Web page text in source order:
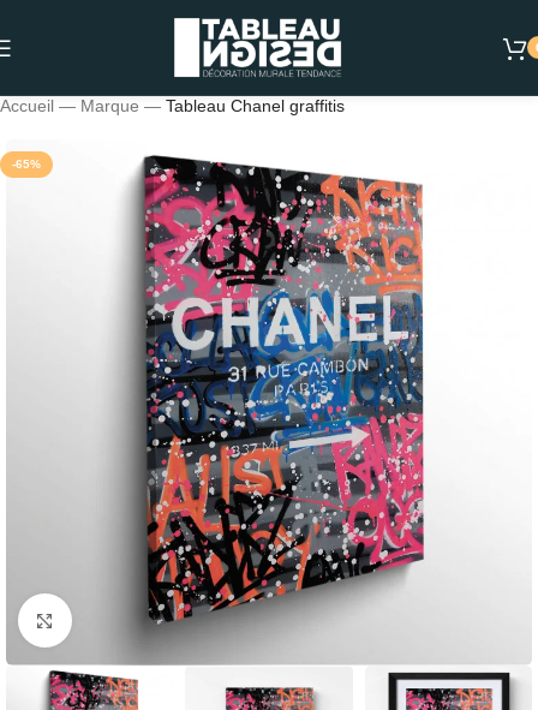
Accueil — Marque — Tableau Chanel graffitis
-65%
Agrandir